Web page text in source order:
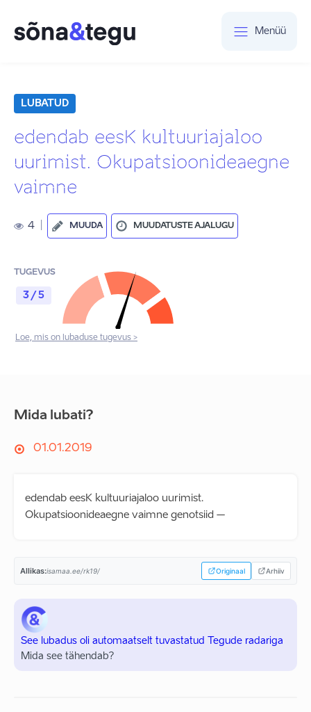
Menüü
LUBATUD
edendab eesK kultuuriajaloo
uurimist. Okupatsioonideaegne
vaimne
4 MUUDA MUUDATUSTE AJALUGU
TUGEVUS
3 / 5
Loe, mis on lubaduse tugevus >
Mida lubati?
01.01.2019
edendab eesK kultuuriajaloo uurimist.
Okupatsioonideaegne vaimne genotsiid –
Allikas:isamaa.ee/rk19/ Originaal Arhiiv
See lubadus oli automaatselt tuvastatud Tegude radariga
Mida see tähendab?